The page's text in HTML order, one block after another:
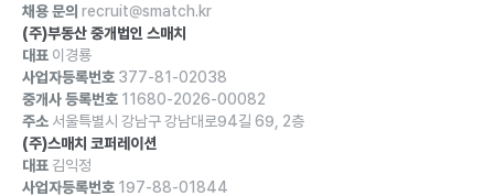
채용 문의 recruit@smatch.kr
(주)부동산 중개법인 스매치
대표 이경룡
사업자등록번호 377-81-02038
중개사 등록번호 11680-2026-00082
주소 서울특별시 강남구 강남대로94길 69, 2층
(주)스매치 코퍼레이션
대표 김익정
사업자등록번호 197-88-01844